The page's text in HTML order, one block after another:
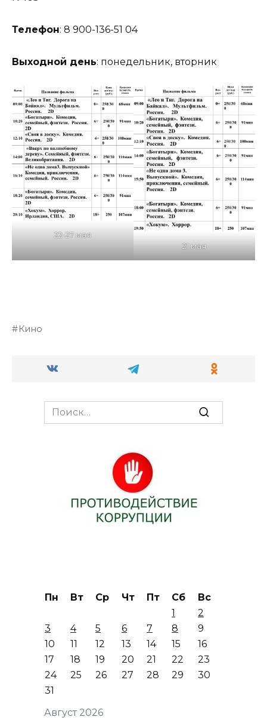
Телефон: 8 900-136-51 04
Выходной день: понедельник, вторник
22-27 мая
21 мая
Кино
Search
for:
Август 2026
Пн Вт Ср Чт Пт Сб
Вс
1
2
3
4 5 6 7 8
9
10
11 12 13 14 15
16
17
18 19 20 21 22
23
24
25 26 27 28 29
30
31